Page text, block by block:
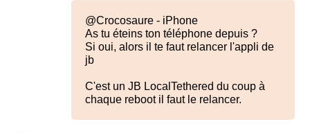
@Crocosaure - iPhone
As tu éteins ton téléphone depuis ?
Si oui, alors il te faut relancer l'appli de
jb
C'est un JB LocalTethered du coup à
chaque reboot il faut le relancer.